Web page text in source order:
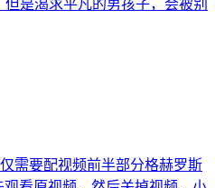
是渴求平凡的男孩子，会被别
需要配视频前半部分格赫罗斯